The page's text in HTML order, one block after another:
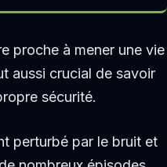
proche à mener une vie
aussi crucial de savoir
sécurité.
perturbé par le bruit et